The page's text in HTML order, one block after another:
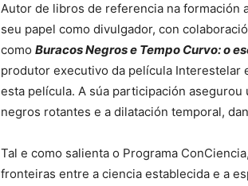
Autor de libros de referencia na formación
seu papel como divulgador, con
como Buracos Negros e Tempo Curvo: o
produtor executivo da película Interestelar
esta película. A súa participación
negros rotantes e a dilatación temporal,
Tal e como salienta o Programa
fronteiras entre a ciencia establecida e a